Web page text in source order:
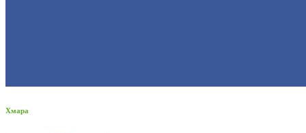
Хмара